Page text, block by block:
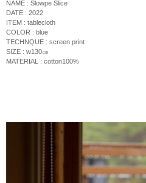
NAME : Slowpe Slice
DATE : 2022
ITEM : tablecloth
COLOR : blue
TECHNQUE : screen print
SIZE : w130㎝
MATERIAL : cotton100%